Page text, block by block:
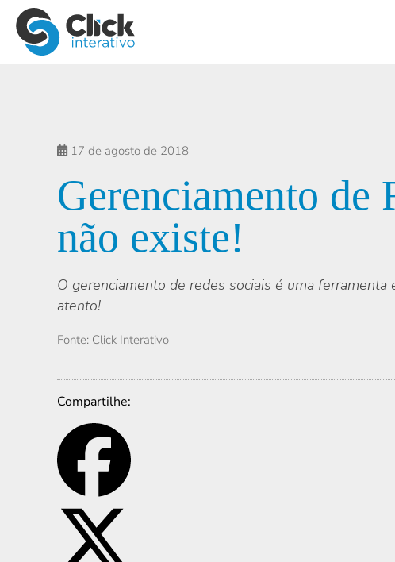
17 de agosto de 2018
Gerenciamento de
não existe!
O gerenciamento de redes sociais é uma
atento!
Fonte: Click Interativo
Compartilhe: